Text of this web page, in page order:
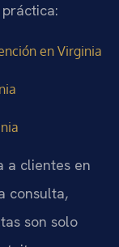
en Virginia
a clientes en
consulta,
son solo